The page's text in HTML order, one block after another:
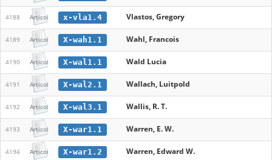
4188 Articol x-vla1.4 Vlastos, Gregory
4189 Articol X-wah1.1 Wahl, Francois
4190 Articol X-wal1.1 Wald Lucia
4191 Articol X-wal2.1 Wallach, Luitpold
4192 Articol X-wal3.1 Wallis, R. T.
4193 Articol X-war1.1 Warren, E. W.
4194 Articol X-war1.2 Warren, Edward W.